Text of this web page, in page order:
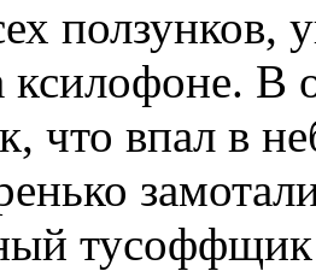
ползунков,
ксилофоне. В
что впал в
тусоффщик